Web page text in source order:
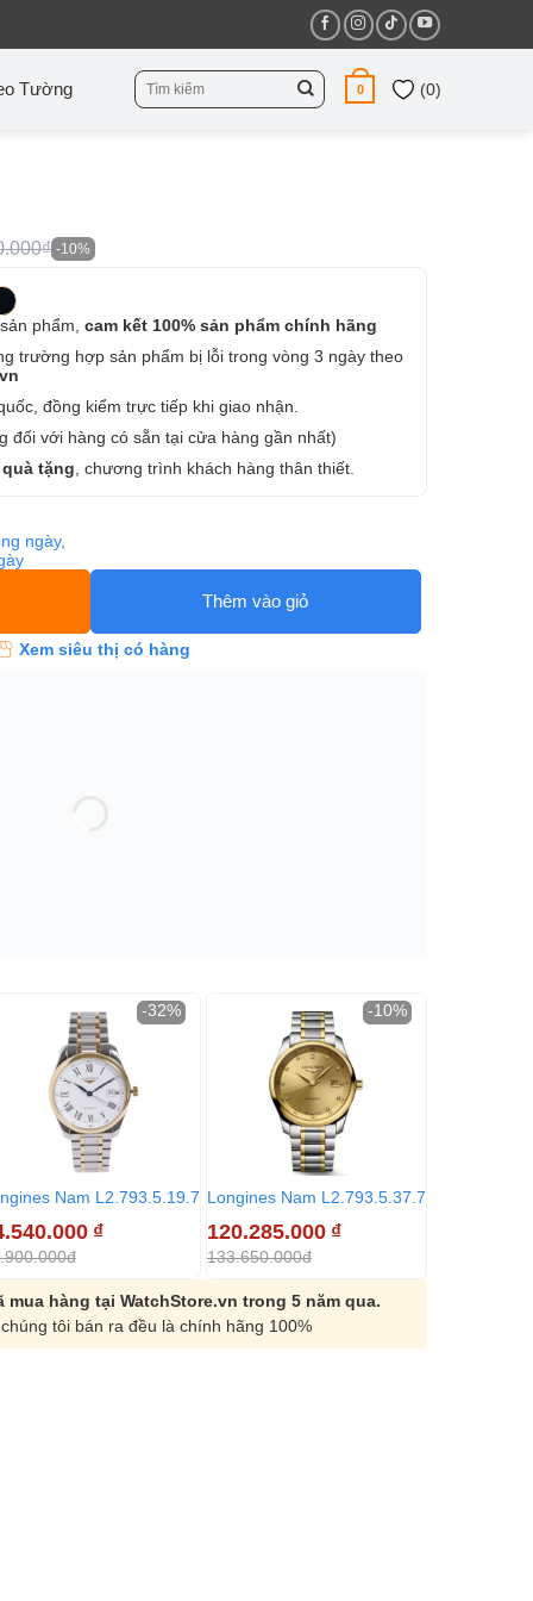
Tường
Tìm
kiếm:
0 (0)
-10%
phẩm, cam kết 100% sản phẩm chính hãng
trường hợp sản phẩm bị lỗi trong vòng 3 ngày theo
đồng kiểm trực tiếp khi giao nhận.
đối với hàng có sẵn tại cửa hàng gần nhất)
tặng , chương trình khách hàng thân thiết.
ngày,
Thêm vào giỏ
Xem siêu thị có hàng
Nam L2.793.5.19.7
₫
-32%
Longines Nam L2.793.5.37.7
120.285.000 ₫
133.650.000đ
-10%
mua hàng tại WatchStore.vn trong 5 năm qua.
tôi bán ra đều là chính hãng 100%